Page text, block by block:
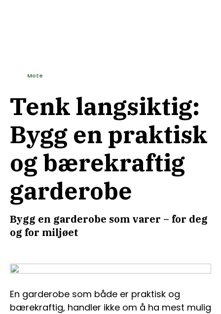
Tenk langsiktig:
Bygg en praktisk
og bærekraftig
garderobe
Bygg en garderobe som varer – for deg
og for miljøet
Mote
En garderobe som både er praktisk og
bærekraftig, handler ikke om å ha mest mulig